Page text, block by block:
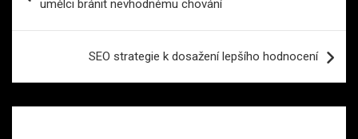
umělci bránit nevhodnému chování
SEO strategie k dosažení lepšího hodnocení